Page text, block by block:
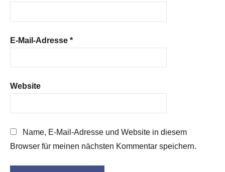
E-Mail-Adresse *
Website
Name, E-Mail-Adresse und Website in diesem
Browser für meinen nächsten Kommentar speichern.